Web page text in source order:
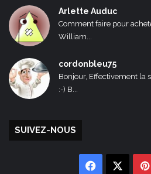
Arlette Auduc
Comment faire pour
William...
cordonbleu75
Bonjour, Effectivement la
:-) B...
SUIVEZ-NOUS
Facebook